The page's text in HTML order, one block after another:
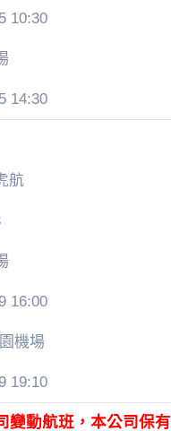
10:30
14:30
航
16:00
機場
19:10
變動航班，本公司保